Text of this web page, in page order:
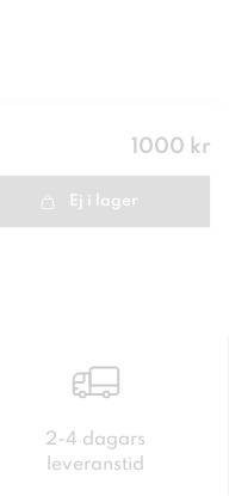
Pris:
1000 kr
Ej i lager
2-4 dagars
leveranstid